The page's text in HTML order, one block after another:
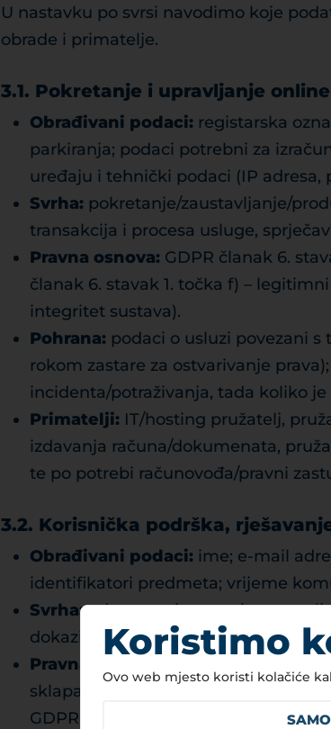
U nastavku po svrsi navodimo koje
obrade i primatelje.
3.1. Pokretanje i upravljanje
Obrađivani podaci: registarska
parkiranja; podaci potrebni za
uređaju i tehnički podaci (IP adresa,
Svrha: pokretanje/zaustavljanje/
transakcija i procesa usluge,
Pravna osnova: GDPR članak 6.
članak 6. stavak 1. točka f) –
integritet sustava).
Pohrana: podaci o usluzi povezani
rokom zastare za ostvarivanje
incidenta/potraživanja, tada koliko je
Primatelji: IT/hosting pružatelj,
izdavanja računa/dokumenata,
te po potrebi računovođa/pravni
3.2. Korisnička podrška,
Obrađivani podaci: ime; e-mail
identifikatori predmeta; vrijeme
Svrha:odgovaranje na upite,
dokazivost.
Pravna osnova:
GDPR članak 6.
sklapanja ugovora; GDPR članak 6.
GDPR članak 6. stavak 1. točka f) –
Koristimo
Ovo web mjesto koristi kolačiće